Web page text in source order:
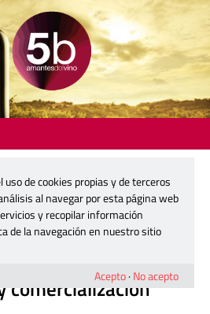
piloto tras un récord histórico en
de origen Protegida
inaugura su
un récord histórico
comercialización
uso de cookies propias y de terceros
al navegar por esta página web
y recopilar información
de la navegación en nuestro sitio
Acepto· No acepto